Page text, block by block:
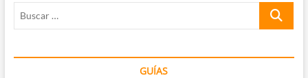
Buscar
GUÍAS